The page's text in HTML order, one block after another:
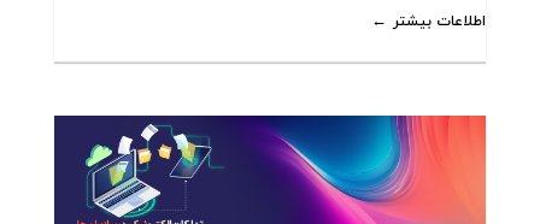
اطلاعات بیشتر